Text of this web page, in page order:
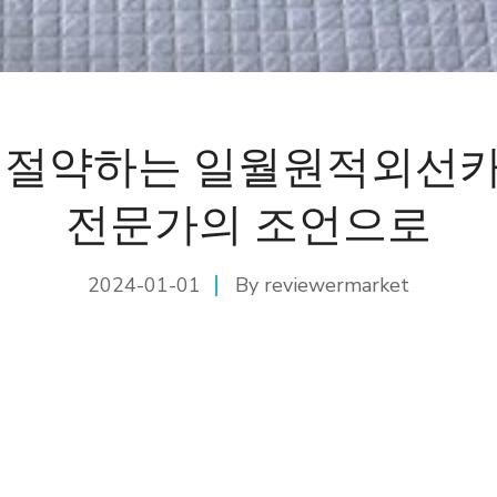
약하는 일월원적외선
전문가의 조언으로
2024-01-01 By reviewermarket